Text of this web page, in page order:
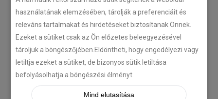
használatának elemzésében, tárolják a preferenciáit és
releváns tartalmakat és hirdetéseket biztosítanak Önnek.
Ezeket a sütiket csak az Ön előzetes beleegyezésével
tároljuk a böngészőjében.Eldöntheti, hogy engedélyezi vagy
letiltja ezeket a sütiket, de bizonyos sütik letiltása
befolyásolhatja a böngészési élményt.
Mind elutasítása
TEMPOMAT TEMPOMAT BESZERELÉS
UTÓLAGOS TEMPOMAT